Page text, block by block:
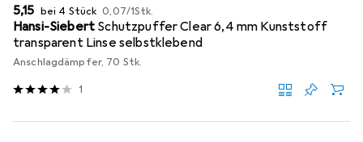
EUR
5,15 bei 4 Stück EUR
0,07/1Stk.
Hansi-Siebert Schutzpuffer Clear 6,4 mm Kunststoff
transparent Linse selbstklebend
Anschlagdämpfer, 70 Stk.
1